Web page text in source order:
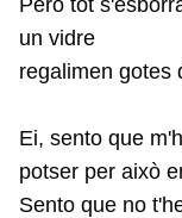
Però tot
un vidre
regalimen gotes
Ei, sento que
potser per això
Sento que no